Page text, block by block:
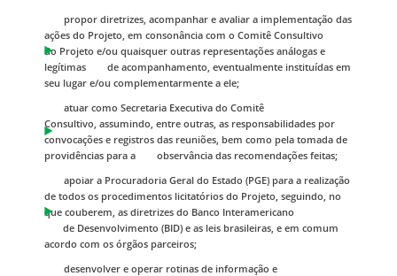
propor diretrizes, acompanhar e avaliar a implementação das
ações do Projeto, em consonância com o Comitê Consultivo
do Projeto e/ou quaisquer outras representações análogas e
legítimas de acompanhamento, eventualmente instituídas em
seu lugar e/ou complementarmente a ele;
atuar como Secretaria Executiva do Comitê
Consultivo, assumindo, entre outras, as responsabilidades por
convocações e registros das reuniões, bem como pela tomada de
providências para a observância das recomendações feitas;
apoiar a Procuradoria Geral do Estado (PGE) para a realização
de todos os procedimentos licitatórios do Projeto, seguindo, no
que couberem, as diretrizes do Banco Interamericano
de Desenvolvimento (BID) e as leis brasileiras, e em comum
acordo com os órgãos parceiros;
desenvolver e operar rotinas de informação e